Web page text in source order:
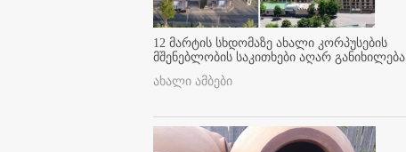
12 მარტის სხდომაზე ახალი კორპუსების
მშენებლობის საკითხები აღარ განიხილება
ახალი ამბები